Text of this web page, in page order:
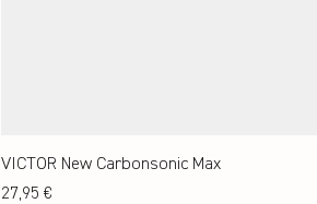
VICTOR New Carbonsonic Max
Preis
27,95 €